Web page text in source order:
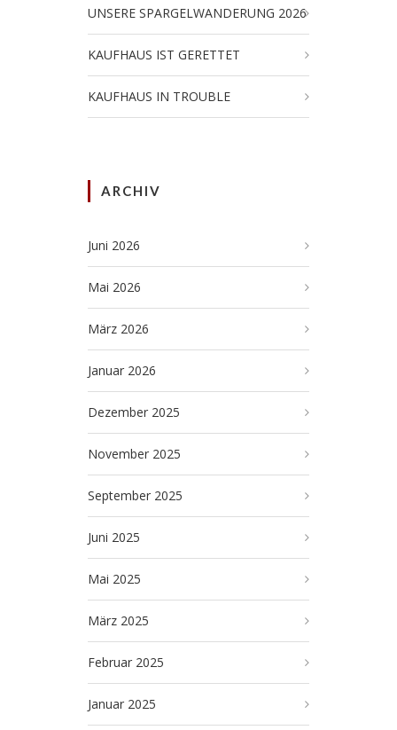
UNSERE SPARGELWANDERUNG 2026
KAUFHAUS IST GERETTET
KAUFHAUS IN TROUBLE
ARCHIV
Juni 2026
Mai 2026
März 2026
Januar 2026
Dezember 2025
November 2025
September 2025
Juni 2025
Mai 2025
März 2025
Februar 2025
Januar 2025